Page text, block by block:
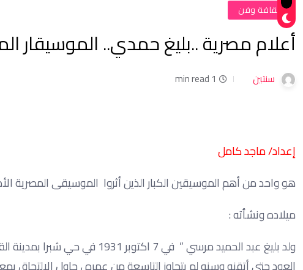
#ثقافة وفن
أعلام مصرية ..بليغ حمدي.. الموسيقار
سنتين 1 min read
إعداد/ ماجد كامل
هو واحد من أهم الموسيقين الكبار الذين أثروا الموسيقى المصرية
ميلاده ونشأته :
ولد بليغ عبد الحميد مرسي ” في